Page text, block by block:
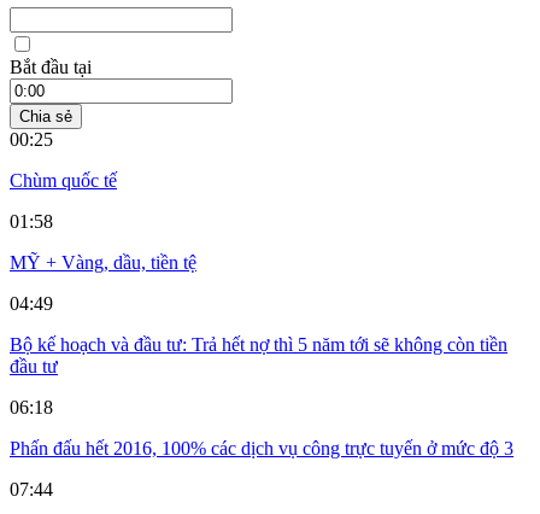
Bắt đầu tại
Chia sẻ
00:25
Chùm quốc tế
01:58
MỸ + Vàng, dầu, tiền tệ
04:49
Bộ kế hoạch và đầu tư: Trả hết nợ thì 5 năm tới sẽ không còn tiền
đầu tư
06:18
Phấn đấu hết 2016, 100% các dịch vụ công trực tuyến ở mức độ 3
07:44